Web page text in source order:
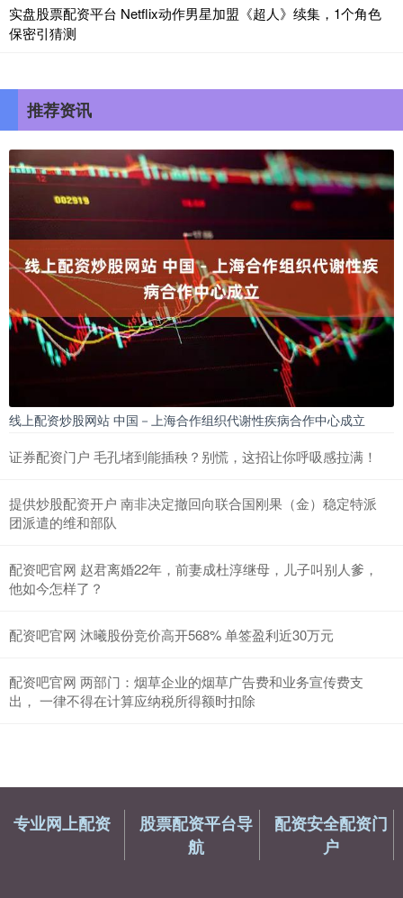
实盘股票配资平台 Netflix动作男星加盟《超人》续集，1个角色
保密引猜测
推荐资讯
线上配资炒股网站 中国－上海合作组织代谢性疾病合作中心成立
证券配资门户 毛孔堵到能插秧？别慌，这招让你呼吸感拉满！
提供炒股配资开户 南非决定撤回向联合国刚果（金）稳定特派
团派遣的维和部队
配资吧官网 赵君离婚22年，前妻成杜淳继母，儿子叫别人爹，
他如今怎样了？
配资吧官网 沐曦股份竞价高开568% 单签盈利近30万元
配资吧官网 两部门：烟草企业的烟草广告费和业务宣传费支
出， 一律不得在计算应纳税所得额时扣除
专业网上配资
股票配资平台导
航
配资安全配资门
户